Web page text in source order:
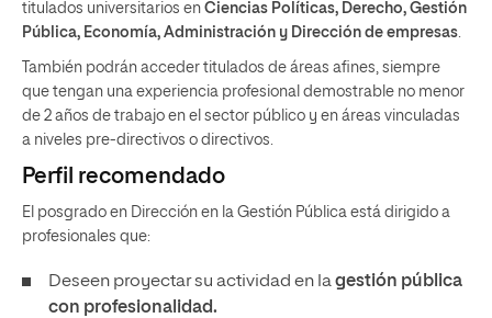
titulados universitarios en Ciencias Políticas, Derecho, Gestión
Pública, Economía, Administración y Dirección de empresas.
También podrán acceder titulados de áreas afines, siempre
que tengan una experiencia profesional demostrable no menor
de 2 años de trabajo en el sector público y en áreas vinculadas
a niveles pre-directivos o directivos.
Perfil recomendado
El posgrado en Dirección en la Gestión Pública está dirigido a
profesionales que:
Deseen proyectar su actividad en lagestión pública
con profesionalidad.